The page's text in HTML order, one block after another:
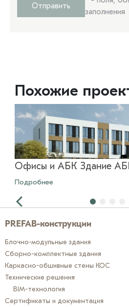
Отправить
заполнения
Похожие
Офисы и АБК Здание
Подробнее
PREFAB-конструкции
Блочно-модульные здания
Сборно-комплектные здания
Каркасно-обшивные стены КОС
Технические решения
BIM-технология
Сертификаты и документация